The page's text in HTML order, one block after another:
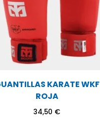
KARATE WKF
ROJA
34,50 €